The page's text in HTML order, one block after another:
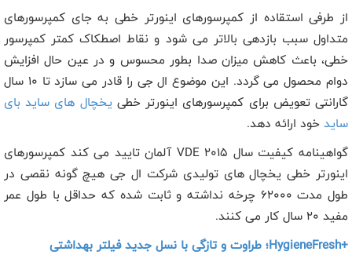
از طرفی استقاده از کمپرسورهای اینورتر خطی به جای کمپرسورهای
متداول سبب بازدهی بالاتر می شود و نقاط اصطکاک کمتر کمپرسور
خطی، باعث کاهش میزان صدا بطور محسوس و در عین حال افزایش
دوام محصول می گردد. این موضوع ال جی را قادر می سازد تا 10 سال
گارانتی تعویض برای کمپرسورهای اینورتر خطییخچال های ساید بای
سایدخود ارائه دهد.
گواهینامه کیفیت سال VDE 2015 آلمان تایید می کند کمپرسورهای
اینورتر خطی یخچال های تولیدی شرکت ال جی هیچ گونه نقصی در
طول مدت 62000 چرخه نداشته و ثابت شده که حداقل با طول عمر
مفید 20 سال کار می کنند.
HygieneFresh+؛ طراوت و تازگی با نسل جدید فیلتر بهداشتی